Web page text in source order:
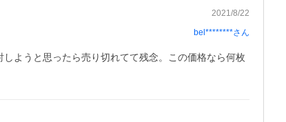
2021/8/22
bel********さん
ようと思ったら売り切れてて残念。この価格なら何枚